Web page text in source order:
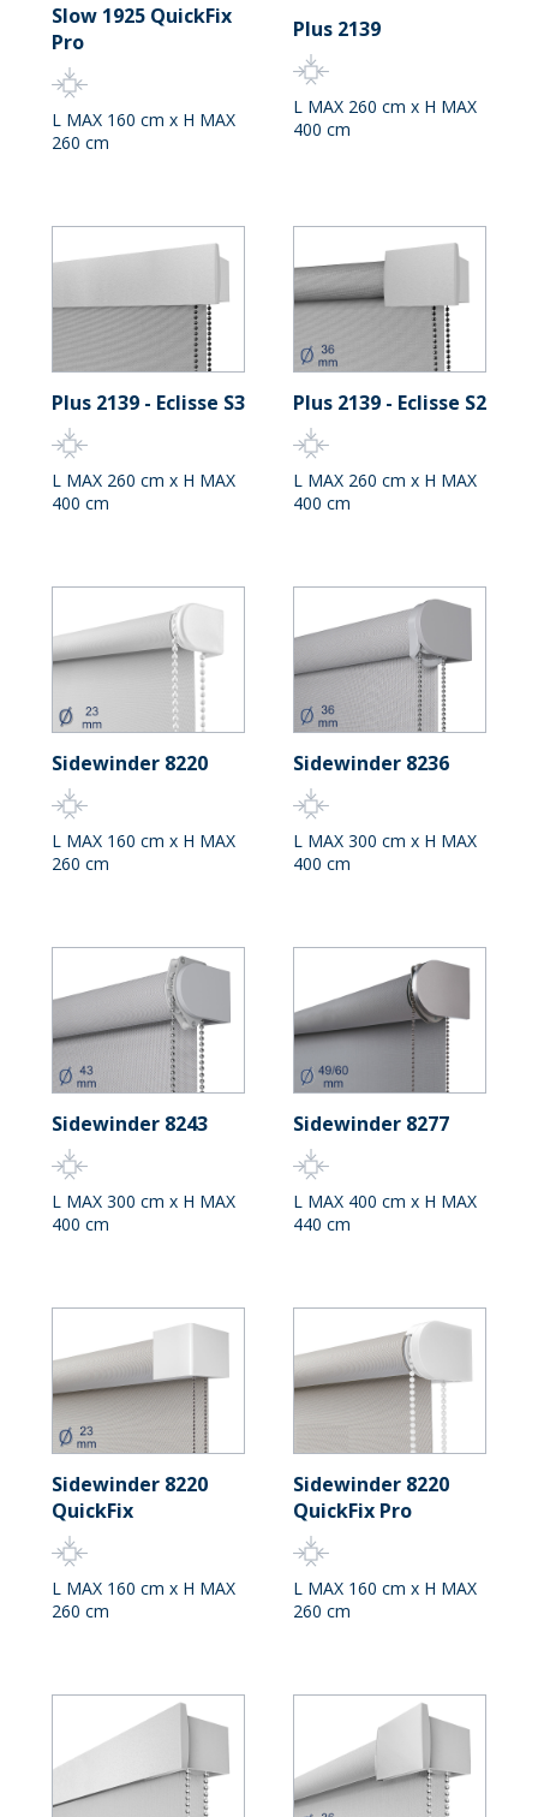
Slow 1925 QuickFix
Pro
L MAX 160 cm x H MAX
260 cm
Plus 2139
L MAX 260 cm x H MAX
400 cm
Plus 2139 - Eclisse S3
L MAX 260 cm x H MAX
400 cm
Plus 2139 - Eclisse S2
L MAX 260 cm x H MAX
400 cm
Sidewinder 8220
L MAX 160 cm x H MAX
260 cm
Sidewinder 8236
L MAX 300 cm x H MAX
400 cm
Sidewinder 8243
L MAX 300 cm x H MAX
400 cm
Sidewinder 8277
L MAX 400 cm x H MAX
440 cm
Sidewinder 8220
QuickFix
L MAX 160 cm x H MAX
260 cm
Sidewinder 8220
QuickFix Pro
L MAX 160 cm x H MAX
260 cm